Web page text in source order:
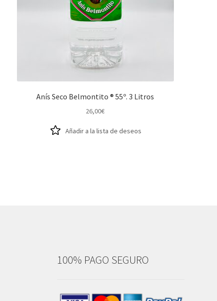
Anís Seco Belmontito ® 55º. 3 Litros
26,00€
Añadir a la lista de deseos
100% PAGO SEGURO